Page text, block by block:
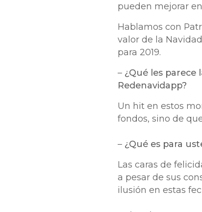
pueden mejorar
Hablamos con
valor de la
para 2019.
– ¿Qué les parece
Redenavidapp?
Un hit en estos
fondos, sino de
– ¿Qué es para
Las caras de
a pesar de sus
ilusión en estas